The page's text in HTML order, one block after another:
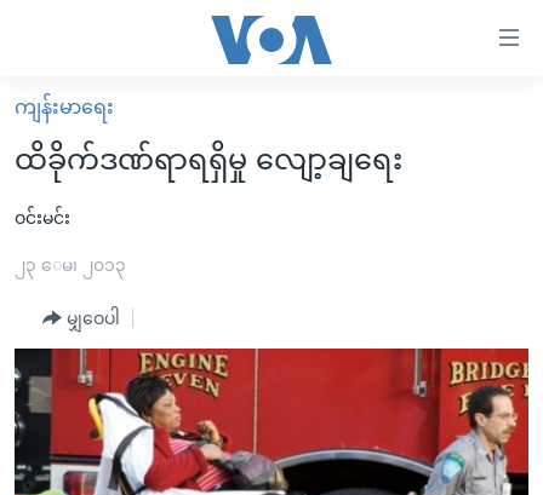
လွယ်ကူ
စေ
များ
အကြောင်းအရာ
သို့
ကျော်
ကြည့်
ရန်
မူလစာမျက်နှာ
မြန်မာ
ကမ္ဘာ့သတင်းများ
နိုင်ငံတကာ
တရုတ်
အစ္စရေး-ပါလက်စတိုင်း
ဗွီဒီယို
ရပ်ဝန်းတခု လမ်းတခု အလွန်
အင်္ဂလိပ်စာလေ့လာမယ်
အမေရိကန်သုံးအီဒီယံ
မကြေးမုံရဲ့ အင်္ဂလိပ်စာ
အပတ်စဉ်ကဏ္ဍများ
ရေဒီယို
ရေဒီယိုနှင့်ရုပ်သံ အချက်အလက်များ
ကျန်းမာရေး
ထိခိုက်ဒဏ်ရာရရှိမှု လျော့ချရေး
ဝင်းမင်း
၂၃ ေမ၊ ၂၀၁၃
မျှဝေပါ